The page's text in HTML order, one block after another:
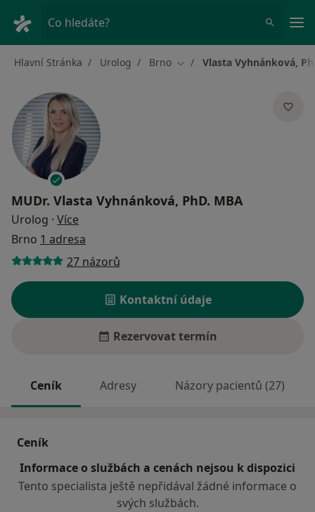
Co hledáte?
Hlavní Stránka Urolog Brno Změna města
Vlasta Vyhnánková,
MUDr. Vlasta Vyhnánková, PhD. MBA
Urolog · Více
Brno 1 adresa
27 názorů
Kontaktní údaje
Rezervovat termín
Ceník Adresy Názory pacientů (27)
Ceník
Informace o službách a cenách nejsou k dispozici
Tento specialista ještě nepřidával žádné informace o
svých službách.